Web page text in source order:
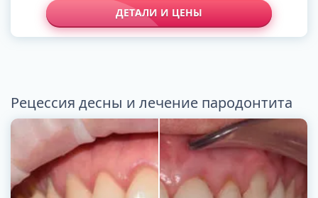
ДЕТАЛИ И ЦЕНЫ
Рецессия десны и лечение пародонтита